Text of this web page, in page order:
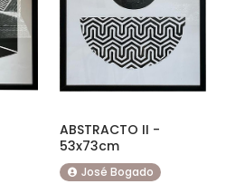
ABSTRACTO II -
53x73cm
José Bogado